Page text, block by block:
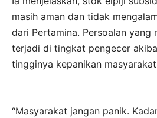
masih aman dan tidak
dari Pertamina. Persoalan yang
terjadi di tingkat pengecer
tingginya kepanikan
“Masyarakat jangan panik.